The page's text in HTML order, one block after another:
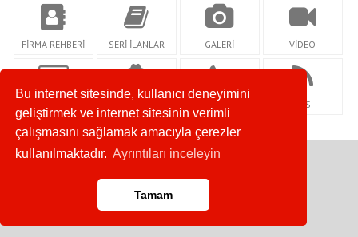
Bu internet sitesinde, kullanıcı deneyimini
geliştirmek ve internet sitesinin verimli
çalışmasını sağlamak amacıyla çerezler
kullanılmaktadır. Ayrıntıları inceleyin
Tamam
FİRMA REHBERİ SERİ İLANLAR GALERİ VİDEO
İLETİŞİM RSS
Anasayfa
RSS